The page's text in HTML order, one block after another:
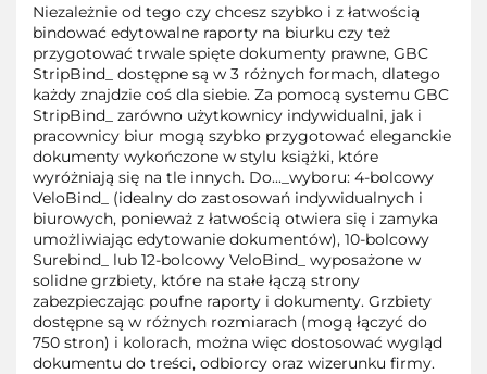
Niezależnie od tego czy chcesz szybko i z łatwością
bindować edytowalne raporty na biurku czy też
przygotować trwale spięte dokumenty prawne, GBC
StripBind_ dostępne są w 3 różnych formach, dlatego
każdy znajdzie coś dla siebie. Za pomocą systemu GBC
StripBind_ zarówno użytkownicy indywidualni, jak i
pracownicy biur mogą szybko przygotować eleganckie
dokumenty wykończone w stylu książki, które
wyróżniają się na tle innych. Do..._wyboru: 4-bolcowy
VeloBind_ (idealny do zastosowań indywidualnych i
biurowych, ponieważ z łatwością otwiera się i zamyka
umożliwiając edytowanie dokumentów), 10-bolcowy
Surebind_ lub 12-bolcowy VeloBind_ wyposażone w
solidne grzbiety, które na stałe łączą strony
zabezpieczając poufne raporty i dokumenty. Grzbiety
dostępne są w różnych rozmiarach (mogą łączyć do
750 stron) i kolorach, można więc dostosować wygląd
dokumentu do treści, odbiorcy oraz wizerunku firmy.